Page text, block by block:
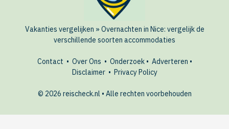
Vakanties vergelijken » Overnachten in Nice: vergelijk de
verschillende soorten accommodaties
Contact • Over Ons • Onderzoek• Adverteren •
Disclaimer• Privacy Policy
© 2026 reischeck.nl • Alle rechten voorbehouden